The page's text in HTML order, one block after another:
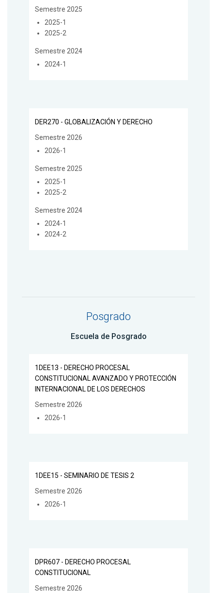
Semestre 2025
2025-1
2025-2
Semestre 2024
2024-1
DER270 - GLOBALIZACIÓN Y DERECHO
Semestre 2026
2026-1
Semestre 2025
2025-1
2025-2
Semestre 2024
2024-1
2024-2
Posgrado
Escuela de Posgrado
1DEE13 - DERECHO PROCESAL
CONSTITUCIONAL AVANZADO Y PROTECCIÓN
INTERNACIONAL DE LOS DERECHOS
Semestre 2026
2026-1
1DEE15 - SEMINARIO DE TESIS 2
Semestre 2026
2026-1
DPR607 - DERECHO PROCESAL
CONSTITUCIONAL
Semestre 2026